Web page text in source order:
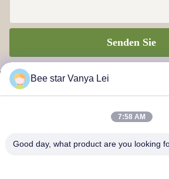
Senden Sie
BIENEN-STERN, ZUM IHRES
Bee star Vanya Lei
7:58 AM
Good day, what product are you looking